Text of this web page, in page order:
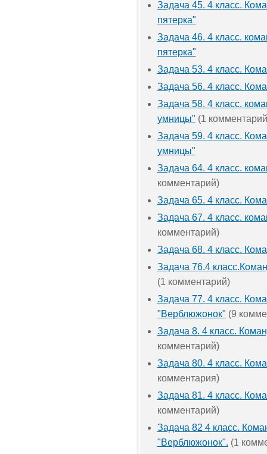
Задача 45. 4 класс.
пятерка"
Задача 46. 4 класс.
пятерка"
Задача 53. 4 класс.
Задача 56. 4 класс.
Задача 58. 4 класс.
умницы" (1
Задача 59. 4 класс.
умницы"
Задача 64. 4 класс.
комментарий)
Задача 65. 4 класс.
Задача 67. 4 класс.
комментарий)
Задача 68. 4 класс.
Задача 76.4
(1 комментарий)
Задача 77. 4 класс.
"Верблюжонок" (9
Задача 8. 4 класс.
комментарий)
Задача 80. 4 класс.
комментария)
Задача 81. 4 класс.
комментарий)
Задача 82 4 класс.
"Верблюжонок". (1